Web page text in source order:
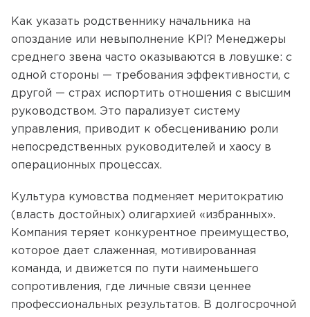
Как указать родственнику начальника на
опоздание или невыполнение KPI? Менеджеры
среднего звена часто оказываются в ловушке: с
одной стороны — требования эффективности, с
другой — страх испортить отношения с высшим
руководством. Это парализует систему
управления, приводит к обесцениванию роли
непосредственных руководителей и хаосу в
операционных процессах.
Культура кумовства подменяет меритократию
(власть достойных) олигархией «избранных».
Компания теряет конкурентное преимущество,
которое дает слаженная, мотивированная
команда, и движется по пути наименьшего
сопротивления, где личные связи ценнее
профессиональных результатов. В долгосрочной